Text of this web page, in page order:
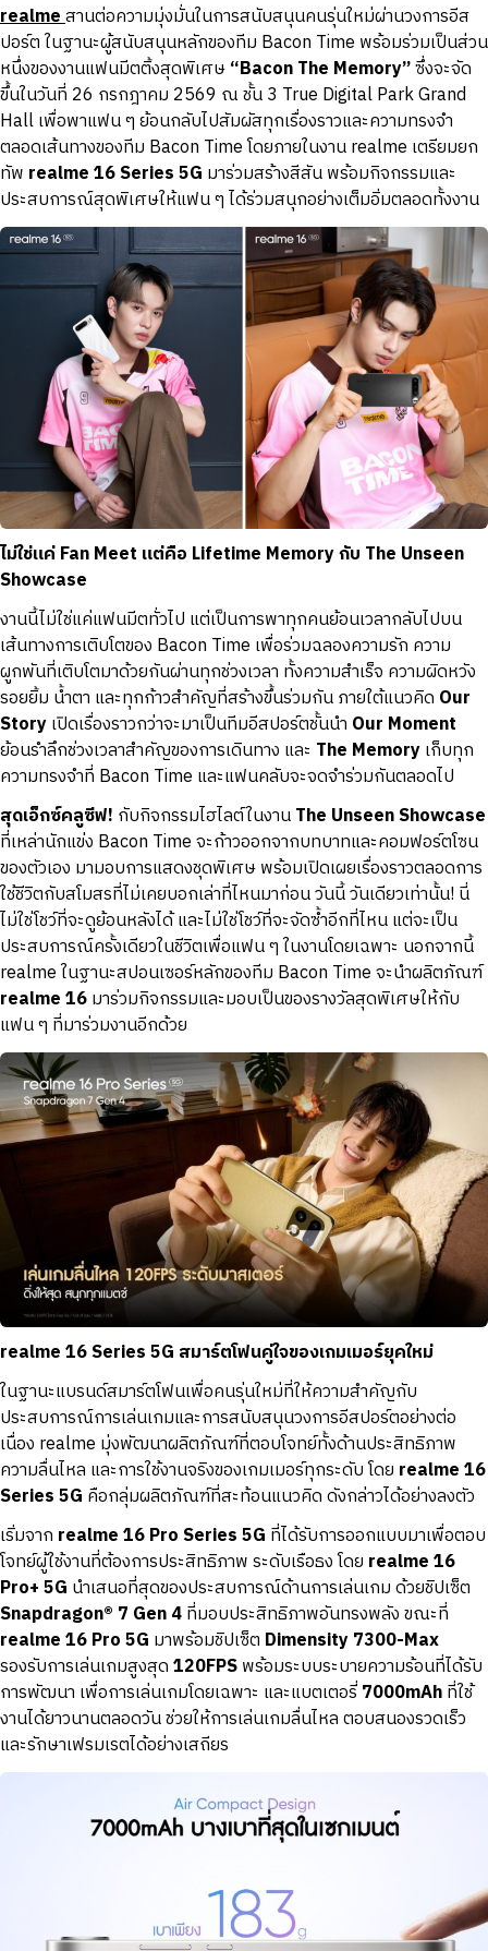
realmeสานต่อความมุ่งมั่นในการสนับสนุนคนรุ่นใหม่ผ่านวงการอีส
ปอร์ต ในฐานะผู้สนับสนุนหลักของทีม Bacon Time พร้อมร่วมเป็นส่วน
หนึ่งของงานแฟนมีตติ้งสุดพิเศษ“Bacon The Memory”ซึ่งจะจัด
ขึ้นในวันที่ 26 กรกฎาคม 2569 ณ ชั้น 3 True Digital Park Grand
Hall เพื่อพาแฟน ๆ ย้อนกลับไปสัมผัสทุกเรื่องราวและความทรงจำ
ตลอดเส้นทางของทีม Bacon Time โดยภายในงาน realme เตรียมยก
ทัพ realme 16 Series 5G มาร่วมสร้างสีสัน พร้อมกิจกรรมและ
ประสบการณ์สุดพิเศษให้แฟน ๆ ได้ร่วมสนุกอย่างเต็มอิ่มตลอดทั้งงาน
ไม่ใช่แค่Fan Meet แต่คือ Lifetime Memoryกับ The Unseen
Showcase
งานนี้ไม่ใช่แค่แฟนมีตทั่วไป แต่เป็นการพาทุกคนย้อนเวลากลับไปบน
เส้นทางการเติบโตของ Bacon Time เพื่อร่วมฉลองความรัก ความ
ผูกพันที่เติบโตมาด้วยกันผ่านทุกช่วงเวลา ทั้งความสำเร็จ ความผิดหวัง
รอยยิ้ม น้ำตา และทุกก้าวสำคัญที่สร้างขึ้นร่วมกัน ภายใต้แนวคิด Our
Storyเปิดเรื่องราวกว่าจะมาเป็นทีมอีสปอร์ตชั้นนำ Our Moment
ย้อนรำลึกช่วงเวลาสำคัญของการเดินทาง และ The Memoryเก็บทุก
ความทรงจำที่ Bacon Time และแฟนคลับจะจดจำร่วมกันตลอดไป
สุดเอ็กซ์คลูซีฟ! กับกิจกรรมไฮไลต์ในงานThe Unseen Showcase
ที่เหล่านักแข่ง Bacon Time จะก้าวออกจากบทบาทและคอมฟอร์ตโซน
ของตัวเอง มามอบการแสดงชุดพิเศษ พร้อมเปิดเผยเรื่องราวตลอดการ
ใช้ชีวิตกับสโมสรที่ไม่เคยบอกเล่าที่ไหนมาก่อน วันนี้ วันเดียวเท่านั้น! นี่
ไม่ใช่โชว์ที่จะดูย้อนหลังได้ และไม่ใช่โชว์ที่จะจัดซ้ำอีกที่ไหน แต่จะเป็น
ประสบการณ์ครั้งเดียวในชีวิตเพื่อแฟน ๆ ในงานโดยเฉพาะ นอกจากนี้
realme ในฐานะสปอนเซอร์หลักของทีม Bacon Time จะนำผลิตภัณฑ์
realme 16มาร่วมกิจกรรมและมอบเป็นของรางวัลสุดพิเศษให้กับ
แฟน ๆ ที่มาร่วมงานอีกด้วย
realme 16 Series 5G สมาร์ตโฟนคู่ใจของเกมเมอร์ยุคใหม่
ในฐานะแบรนด์สมาร์ตโฟนเพื่อคนรุ่นใหม่ที่ให้ความสำคัญกับ
ประสบการณ์การเล่นเกมและการสนับสนุนวงการอีสปอร์ตอย่างต่อ
เนื่อง realme มุ่งพัฒนาผลิตภัณฑ์ที่ตอบโจทย์ทั้งด้านประสิทธิภาพ
ความลื่นไหล และการใช้งานจริงของเกมเมอร์ทุกระดับ โดย realme 16
Series 5G คือกลุ่มผลิตภัณฑ์ที่สะท้อนแนวคิด ดังกล่าวได้อย่างลงตัว
เริ่มจาก realme 16 Pro Series 5G ที่ได้รับการออกแบบมาเพื่อตอบ
โจทย์ผู้ใช้งานที่ต้องการประสิทธิภาพ ระดับเรือธง โดย realme 16
Pro+ 5G นำเสนอที่สุดของประสบการณ์ด้านการเล่นเกม ด้วยชิปเซ็ต
Snapdragon® 7 Gen 4ที่มอบประสิทธิภาพอันทรงพลัง ขณะที่
realme 16 Pro 5G มาพร้อมชิปเซ็ต Dimensity 7300-Max
รองรับการเล่นเกมสูงสุด120FPSพร้อมระบบระบายความร้อนที่ได้รับ
การพัฒนา เพื่อการเล่นเกมโดยเฉพาะ และแบตเตอรี่7000mAhที่ใช้
งานได้ยาวนานตลอดวัน ช่วยให้การเล่นเกมลื่นไหล ตอบสนองรวดเร็ว
และรักษาเฟรมเรตได้อย่างเสถียร